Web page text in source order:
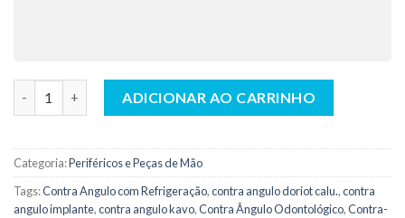
ADICIONAR AO CARRINHO
Categoria:Periféricos e Peças de Mão
Tags:Contra Angulo com Refrigeração,contra angulo doriot calu.,contra
angulo implante,contra angulo kavo,Contra Ângulo Odontológico,Contra-